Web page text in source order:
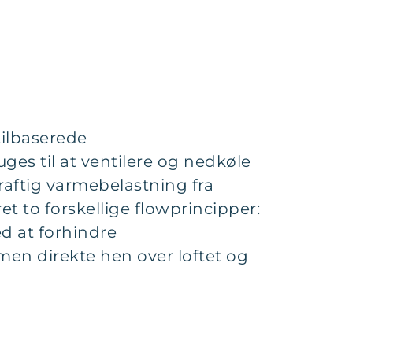
til at ventilere og nedkøle
varmebelastning fra
to forskellige flowprincipper:
at forhindre
direkte hen over loftet og